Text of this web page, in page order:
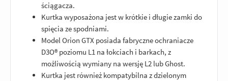
ściągacza.
Kurtka wyposażona jest w krótkie i długie zamki do
spięcia ze spodniami.
Model Orion GTX posiada fabryczne ochraniacze
D3O® poziomu L1 na łokciach i barkach, z
możliwością wymiany na wersję L2 lub Ghost.
Kurtka jest również kompatybilna z dzielonym